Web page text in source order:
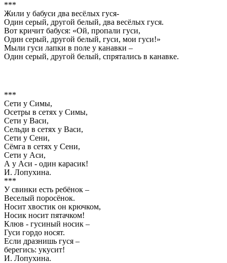
***
Жили у бабуси два весёлых гуся-
Один серый, другой белый, два весёлых гуся.
Вот кричит бабуся: «Ой, пропали гуси,
Один серый, другой белый, гуси, мои гуси!»
Мыли гуси лапки в поле у канавки –
Один серый, другой белый, спрятались в канавке.
***
Сети у Симы,
Осетры в сетях у Симы,
Сети у Васи,
Сельди в сетях у Васи,
Сети у Сени,
Сёмга в сетях у Сени,
Сети у Аси,
А у Аси - один карасик!
И. Лопухина.
***
У свинки есть ребёнок –
Веселый поросёнок.
Носит хвостик он крючком,
Носик носит пятачком!
Клюв - гусиный носик –
Гуси гордо носят.
Если дразнишь гуся –
берегись: укусит!
И. Лопухина.